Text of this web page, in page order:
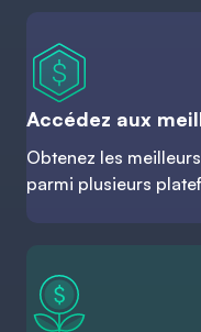
Accédez aux
Obtenez les
parmi plusieurs